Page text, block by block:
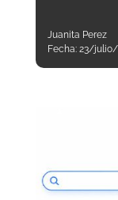
Juanita Perez
Fecha: 23/julio/